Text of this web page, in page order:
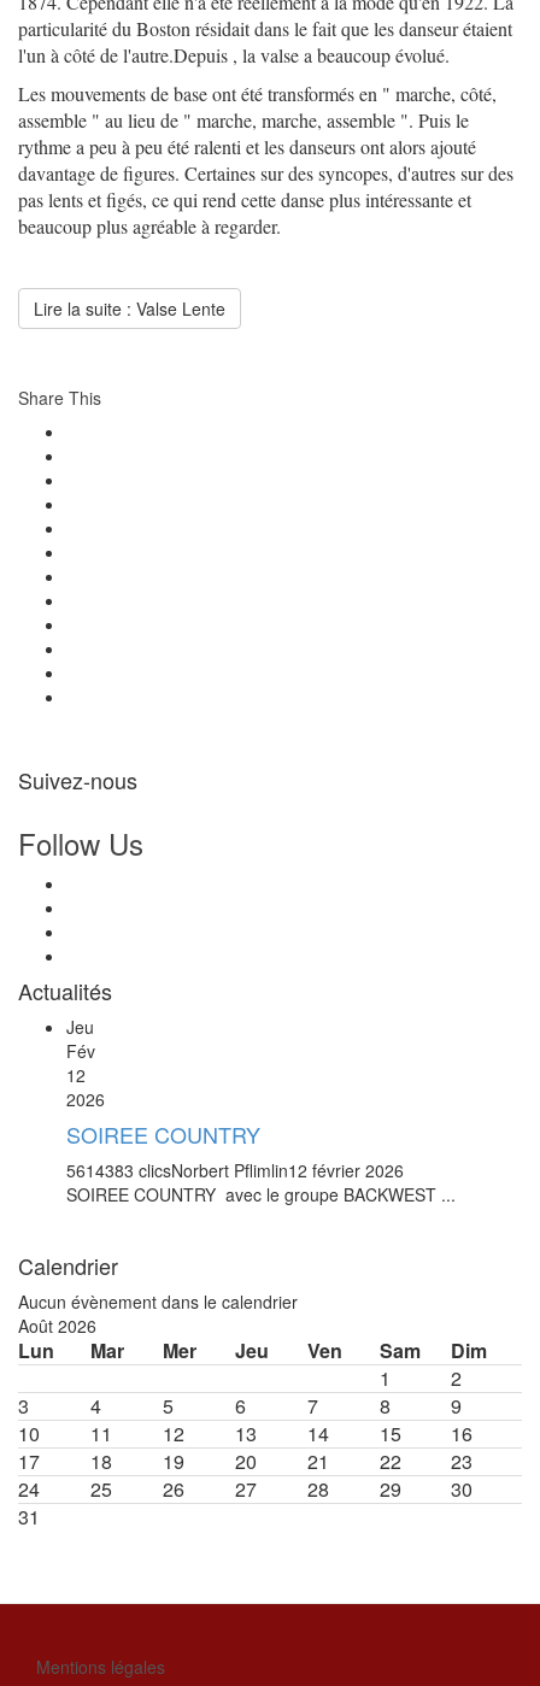
particularité du Boston résidait dans le fait que les danseur étaient
l'un à côté de l'autre.Depuis , la valse a beaucoup évolué.
Les mouvements de base ont été transformés en " marche, côté,
assemble " au lieu de " marche, marche, assemble ". Puis le
rythme a peu à peu été ralenti et les danseurs ont alors ajouté
davantage de figures. Certaines sur des syncopes, d'autres sur des
pas lents et figés, ce qui rend cette danse plus intéressante et
beaucoup plus agréable à regarder.
Lire la suite : Valse Lente
Share This
Suivez-nous
Follow Us
Actualités
Jeu
Fév
12
2026
SOIREE COUNTRY
5614383 clicsNorbert Pflimlin12 février 2026
SOIREE COUNTRY avec le groupe BACKWEST ...
Calendrier
Aucun évènement dans le calendrier
Août 2026
Lun Mar Mer Jeu Ven Sam
Dim
1
2
3
4 5 6 7 8
9
10
11 12 13 14 15
16
17
18 19 20 21 22
23
24
25 26 27 28 29
30
31
Mentions légales